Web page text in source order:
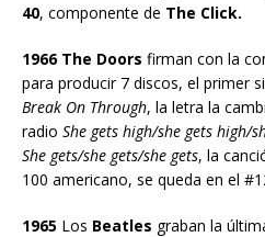
40, componente de The Click.
1966 The Doors firman con la
para producir 7 discos, el primer
Break On Through, la letra la
radio She gets high/she gets high/
She gets/she gets/she gets, la
100 americano, se queda en el
1965 Los Beatles graban la